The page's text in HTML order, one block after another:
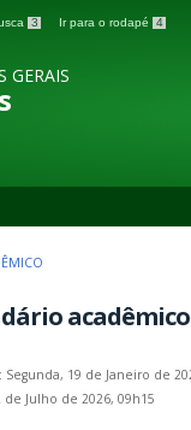
3 Ir para o rodapé 4
GERAIS
acadêmico
Segunda, 19 de Janeiro de
de Julho de 2026, 09h15